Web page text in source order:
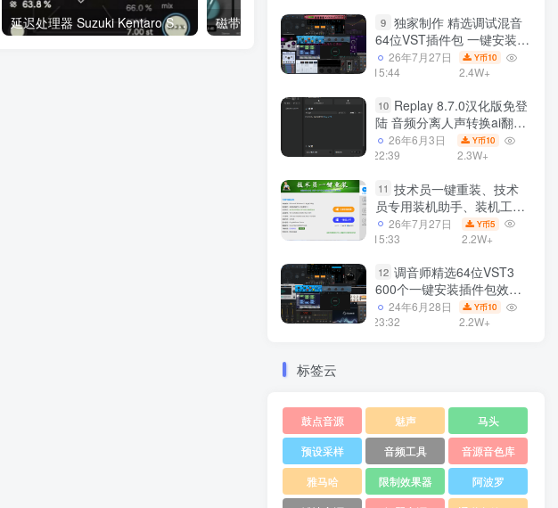
延迟处理器 Suzuki Kentaro Swirl V1.1 WiN/MAC 磁带饱和处理器 GARUC Audio Tape Hyll v1.0.2 Incl. Keygen-MOCHA WiN
9 独家制作 精选调试混音
64位VST插件包 一键安装
600个效果器合集v2.0 WiN
支持定制
26年7月27日
15:44
Y币10
2.4W+
10 Replay 8.7.0汉化版免登
陆 音频分离人声转换ai翻唱
支持50系显卡 一键安装
WiN
26年6月3日
22:39
Y币10
2.3W+
11 技术员一键重装、技术
员专用装机助手、装机工
具、电脑系统装机软件丶一
键安装系统
26年7月27日
15:33
Y币5
2.2W+
12 调音师精选64位VST3
600个一键安装插件包效果
器集合10G WiN
24年6月28日
23:32
Y币10
2.2W+
标签云
鼓点音源 魅声
马头
预设采样
音频工具
音源音色库
雅马哈
限制效果器
阿波罗